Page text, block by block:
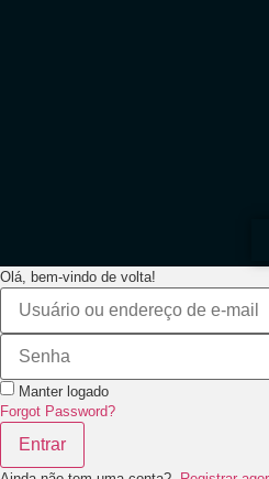
Olá, bem-vindo de volta!
Manter logado
Forgot Password?
Entrar